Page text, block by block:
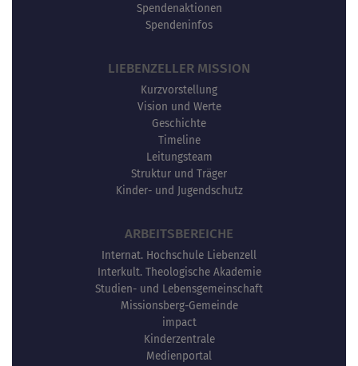
Spendenaktionen
Spendeninfos
LIEBENZELLER MISSION
Kurzvorstellung
Vision und Werte
Geschichte
Timeline
Leitungsteam
Struktur und Träger
Kinder- und Jugendschutz
ARBEITSBEREICHE
Internat. Hochschule Liebenzell
Interkult. Theologische Akademie
Studien- und Lebensgemeinschaft
Missionsberg-Gemeinde
impact
Kinderzentrale
Medienportal